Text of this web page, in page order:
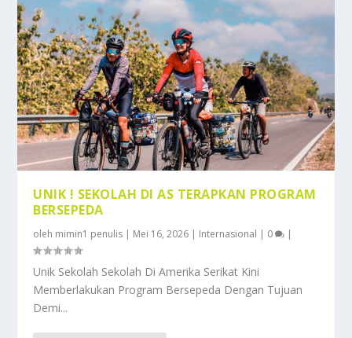
UNIK ! SEKOLAH DI AS TERAPKAN PROGRAM
BERSEPEDA
oleh mimin1 penulis | Mei 16, 2026 | Internasional | 0 |
Unik Sekolah Sekolah Di Amerika Serikat Kini
Memberlakukan Program Bersepeda Dengan Tujuan
Demi...